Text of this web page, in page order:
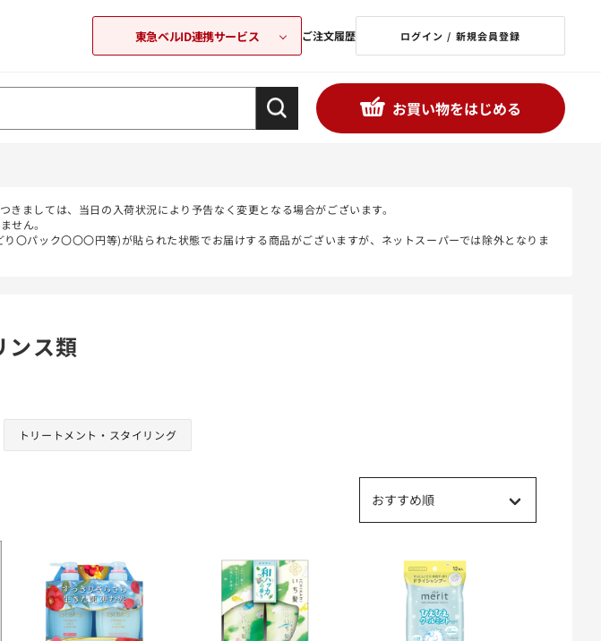
東急ベルID連携サービス ご注文履歴 ログイン / 新規会員登録
お買い物をはじめる
きましては、当日の入荷状況により予告なく変更となる場合がございます。
せん。
〇パック〇〇〇円等)が貼られた状態でお届けする商品がございますが、ネットスーパーでは除外となりま
ンス類
トリートメント・スタイリング
おすすめ順